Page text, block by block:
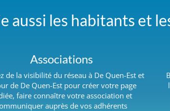
aussi les habitants et
Associations
de la visibilité du réseau à De Quen-Est et
de De Quen-Est pour créer votre page
faire connaître votre association et
auprès de vos adhérents